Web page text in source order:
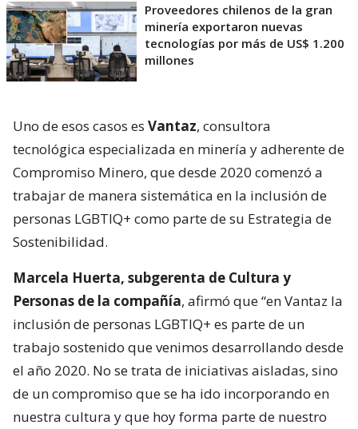
Proveedores chilenos de la gran
minería exportaron nuevas
tecnologías por más de US$ 1.200
millones
Uno de esos casos es Vantaz, consultora
tecnológica especializada en minería y adherente de
Compromiso Minero, que desde 2020 comenzó a
trabajar de manera sistemática en la inclusión de
personas LGBTIQ+ como parte de su Estrategia de
Sostenibilidad.
Marcela Huerta, subgerenta de Cultura y
Personas de la compañía, afirmó que “en Vantaz la
inclusión de personas LGBTIQ+ es parte de un
trabajo sostenido que venimos desarrollando desde
el año 2020. No se trata de iniciativas aisladas, sino
de un compromiso que se ha ido incorporando en
nuestra cultura y que hoy forma parte de nuestro